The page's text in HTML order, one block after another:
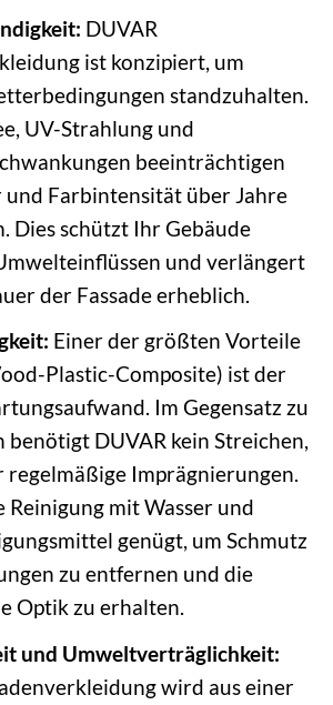
DUVAR
ist konzipiert, um
standzuhalten.
UV-Strahlung und
beeinträchtigen
Farbintensität über Jahre
Dies schützt Ihr Gebäude
und verlängert
der Fassade erheblich.
Einer der größten Vorteile
Plastic-Composite) ist der
Im Gegensatz zu
benötigt DUVAR kein Streichen,
regelmäßige Imprägnierungen.
Reinigung mit Wasser und
genügt, um Schmutz
zu entfernen und die
Optik zu erhalten.
und Umweltverträglichkeit:
wird aus einer